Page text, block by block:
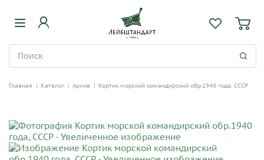
Главная | Каталог | Архив | Кортик морской командирский обр.1940 года, СССР